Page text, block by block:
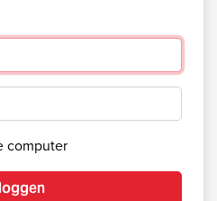
computer